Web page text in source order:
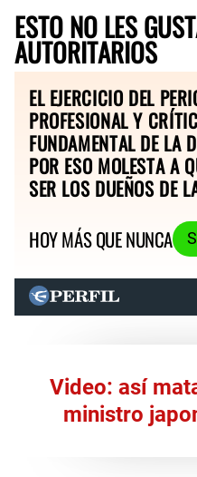
ESTO NO LES
AUTORITARIOS
EL EJERCICIO DEL
PROFESIONAL Y
FUNDAMENTAL DE LA
POR ESO MOLESTA A
SER LOS DUEÑOS DE
HOY MÁS QUE NUNCA
Video: así
ministro